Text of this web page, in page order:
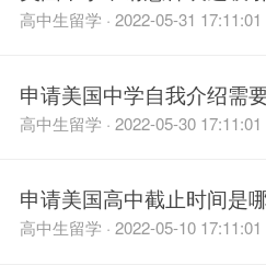
高中生留学 · 2022-05-31 17:11:01
申请美国中学自我介绍需
高中生留学 · 2022-05-30 17:11:01
申请美国高中截止时间是
高中生留学 · 2022-05-10 17:11:01